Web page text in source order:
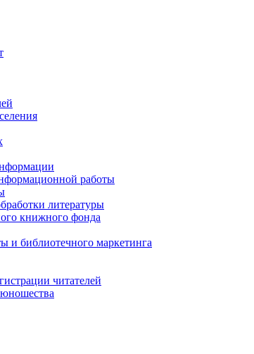
работы
литературы
книжного фонда
и библиотечного маркетинга
читателей
юношества